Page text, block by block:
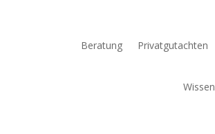
Beratung Privatgutachten
Wissen